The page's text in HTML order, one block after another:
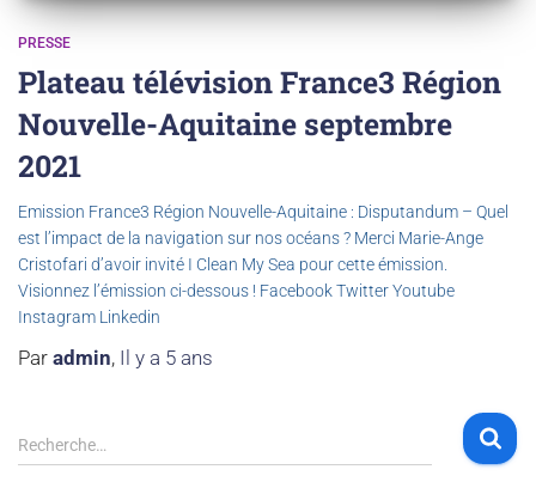
PRESSE
Plateau télévision France3 Région
Nouvelle-Aquitaine septembre
2021
Emission France3 Région Nouvelle-Aquitaine : Disputandum – Quel
est l’impact de la navigation sur nos océans ? Merci Marie-Ange
Cristofari d’avoir invité I Clean My Sea pour cette émission.
Visionnez l’émission ci-dessous ! Facebook Twitter Youtube
Instagram Linkedin
Par admin, Il y a 5 ans
Recherche…